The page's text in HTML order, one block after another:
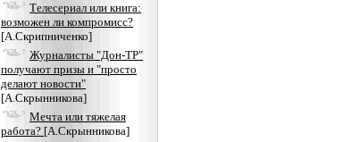
Телесериал или книга:
возможен ли компромисс?
[А.Скрипниченко]
Журналисты "Дон-ТР"
получают призы и "просто
делают новости"
[А.Скрынникова]
Мечта или тяжелая
работа? [А.Скрынникова]